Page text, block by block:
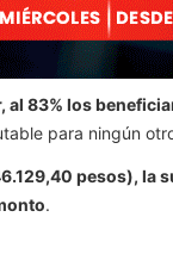
al 83% los
para ningún
pesos), la
.